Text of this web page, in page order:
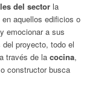
del sectorla
en aquellos edificios o
emocionar a sus
proyecto, todo el
través de la cocina,
constructor busca